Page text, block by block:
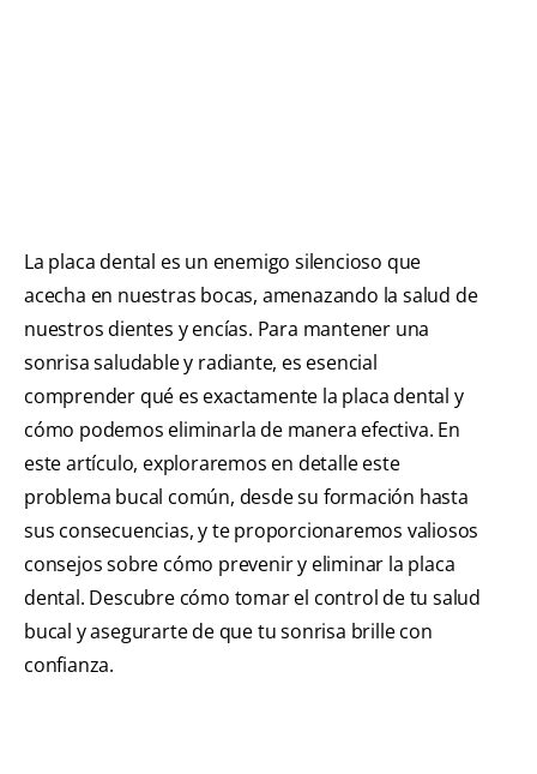
SUSCRIBITE
La placa dental es un enemigo silencioso que
acecha en nuestras bocas, amenazando la salud de
nuestros dientes y encías. Para mantener una
sonrisa saludable y radiante, es esencial
comprender qué es exactamente la placa dental y
cómo podemos eliminarla de manera efectiva. En
este artículo, exploraremos en detalle este
problema bucal común, desde su formación hasta
sus consecuencias, y te proporcionaremos valiosos
consejos sobre cómo prevenir y eliminar la placa
dental. Descubre cómo tomar el control de tu salud
bucal y asegurarte de que tu sonrisa brille con
confianza.